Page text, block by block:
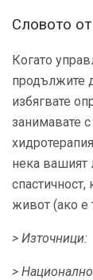
Словото от
Когато
продължите
избягвате
занимавате
нека вашият
живот (ако е
> Източници:
>